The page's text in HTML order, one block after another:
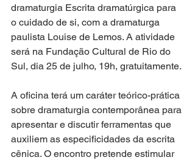
dramaturgia Escrita dramatúrgica para
o cuidado de si, com a dramaturga
paulista Louise de Lemos. A atividade
será na Fundação Cultural de Rio do
Sul, dia 25 de julho, 19h, gratuitamente.
A oficina terá um caráter teórico-prática
sobre dramaturgia contemporânea para
apresentar e discutir ferramentas que
auxiliem as especificidades da escrita
cênica. O encontro pretende estimular